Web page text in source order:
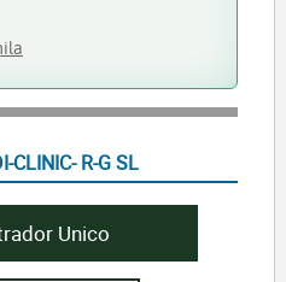
CLINIC- R-G SL
Unico